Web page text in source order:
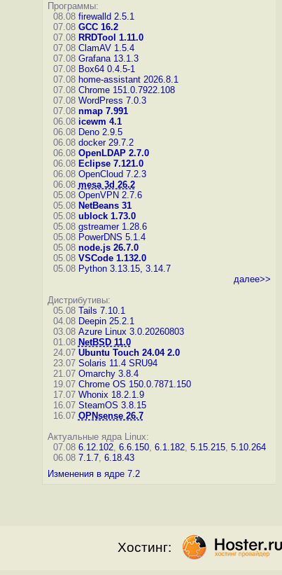
Программы:
08.08 firewalld 2.5.1
07.08 GCC 16.2
07.08 RRDTool 1.11.0
07.08 ClamAV 1.5.4
07.08 Grafana 13.1.3
07.08 Box64 0.4.5-1
07.08 home-assistant 2026.8.1
07.08 Chrome 151.0.7922.108
07.08 WordPress 7.0.3
07.08 nmap 7.991
06.08 icewm 4.1
06.08 Deno 2.9.5
06.08 docker 29.7.2
06.08 OpenLDAP 2.7.0
06.08 Eclipse 7.121.0
06.08 OpenCloud 7.2.3
06.08 mesa 3d 26.2
05.08 OpenVPN 2.7.6
05.08 NetBeans 31
05.08 ublock 1.73.0
05.08 gstreamer 1.28.6
05.08 PowerDNS 5.1.4
05.08 node.js 26.7.0
05.08 VSCode 1.132.0
05.08 Python 3.13.15, 3.14.7
далее>>
Дистрибутивы:
05.08 Tails 7.10.1
04.08 Deepin 25.2.1
03.08 Azure Linux 3.0.20260803
01.08 NetBSD 11.0
24.07 Ubuntu Touch 24.04 2.0
23.07 Solaris 11.4 SRU94
21.07 Omarchy 3.8.4
19.07 Chrome OS 150.0.7871.150
17.07 Whonix 18.2.1.9
16.07 SteamOS 3.8.15
16.07 OPNsense 26.7
Актуальные ядра Linux:
07.08 6.12.102, 6.6.150, 6.1.182, 5.15.215, 5.10.264
06.08 7.1.7, 6.18.43
Изменения в ядре 7.2
Хостинг: